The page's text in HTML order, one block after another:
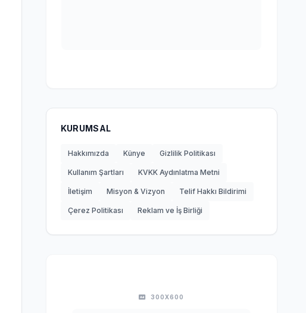
KURUMSAL
Hakkımızda Künye Gizlilik Politikası
Kullanım Şartları KVKK Aydınlatma Metni
İletişim Misyon & Vizyon Telif Hakkı Bildirimi
Çerez Politikası Reklam ve İş Birliği
300X600